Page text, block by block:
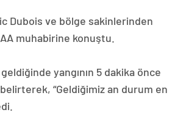
Dubois ve bölge sakinlerinden
muhabirine konuştu.
yangının 5 dakika önce
“Geldiğimiz an durum en